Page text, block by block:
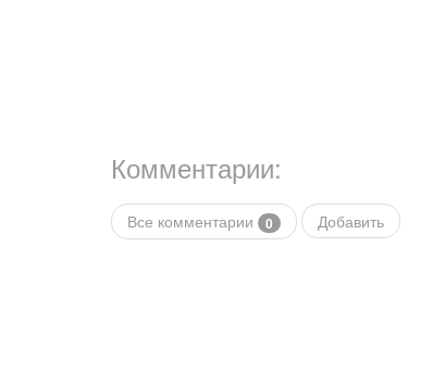
Комментарии:
Все комментарии 0 Добавить